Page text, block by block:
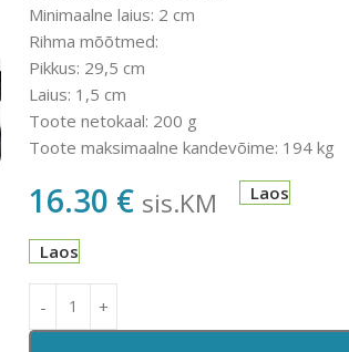
Minimaalne laius: 2 cm
Rihma mõõtmed:
Pikkus: 29,5 cm
Laius: 1,5 cm
Toote netokaal: 200 g
Toote maksimaalne kandevõime: 194 kg
16.30 € sis.KM Laos
Laos